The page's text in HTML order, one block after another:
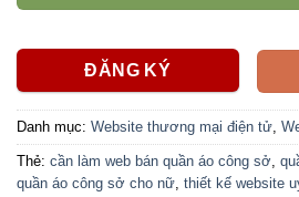
ĐĂNG KÝ
Danh mục: Website thương mại điện tử
Thẻ: cần làm web bán quần áo công sở
quần áo công sở cho nữ thiết kế website